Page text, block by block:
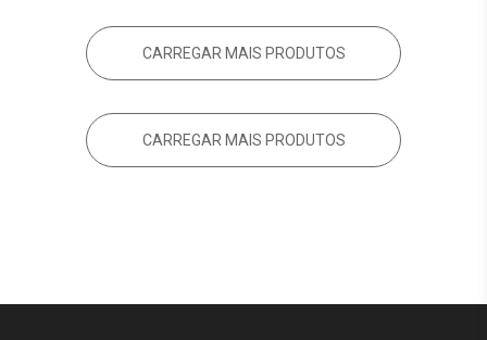
CARREGAR MAIS PRODUTOS
CARREGAR MAIS PRODUTOS